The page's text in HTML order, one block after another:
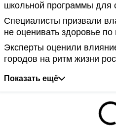
школьной программы для
Специалисты призвали
не оценивать здоровье по
Эксперты оценили
городов на ритм жизни
Показать ещё